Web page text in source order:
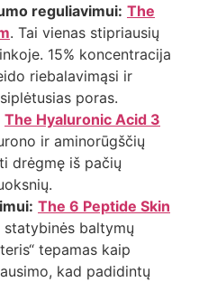
reguliavimui: The
. Tai vienas stipriausių
15% koncentracija
riebalavimąsi ir
poras.
The Hyaluronic Acid 3
ir aminorūgščių
drėgmę iš pačių
The 6 Peptide Skin
statybinės baltymų
tepamas kaip
kad padidintų